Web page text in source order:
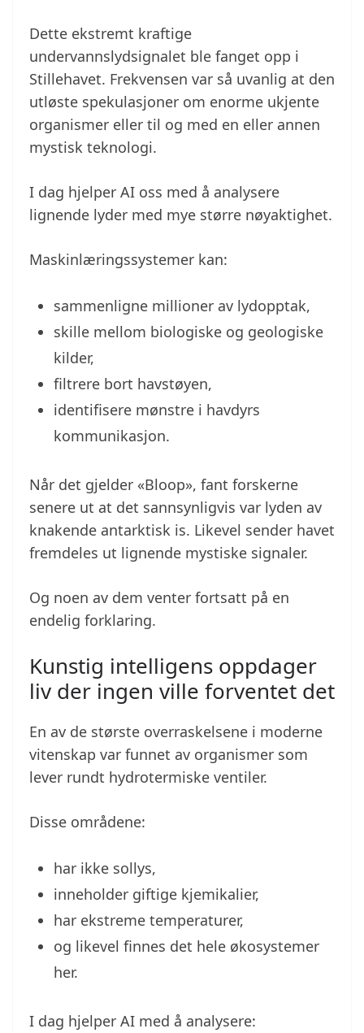
Dette ekstremt kraftige
undervannslydsignalet ble fanget opp i
Stillehavet. Frekvensen var så uvanlig at den
utløste spekulasjoner om enorme ukjente
organismer eller til og med en eller annen
mystisk teknologi.
I dag hjelper AI oss med å analysere
lignende lyder med mye større nøyaktighet.
Maskinlæringssystemer kan:
sammenligne millioner av lydopptak,
skille mellom biologiske og geologiske
kilder,
filtrere bort havstøyen,
identifisere mønstre i havdyrs
kommunikasjon.
Når det gjelder «Bloop», fant forskerne
senere ut at det sannsynligvis var lyden av
knakende antarktisk is. Likevel sender havet
fremdeles ut lignende mystiske signaler.
Og noen av dem venter fortsatt på en
endelig forklaring.
Kunstig intelligens oppdager
liv der ingen ville forventet det
En av de største overraskelsene i moderne
vitenskap var funnet av organismer som
lever rundt hydrotermiske ventiler.
Disse områdene:
har ikke sollys,
inneholder giftige kjemikalier,
har ekstreme temperaturer,
og likevel finnes det hele økosystemer
her.
I dag hjelper AI med å analysere: